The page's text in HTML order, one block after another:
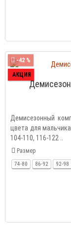
-42 %
АКЦИЯ
Демисезонный
цвета для
104-110, 116-122 ..
Размер
74-80 86-92 92-98